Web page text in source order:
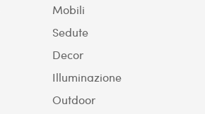
Mobili
Sedute
Decor
Illuminazione
Outdoor